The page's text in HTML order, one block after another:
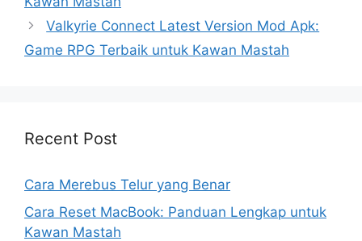
Valkyrie Connect Latest Version Mod Apk:
Game RPG Terbaik untuk Kawan Mastah
Recent Post
Cara Merebus Telur yang Benar
Cara Reset MacBook: Panduan Lengkap untuk
Kawan Mastah